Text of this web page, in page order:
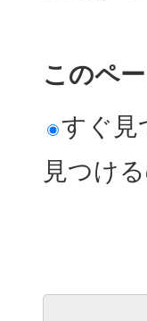
このペ
すぐ見
見つけ